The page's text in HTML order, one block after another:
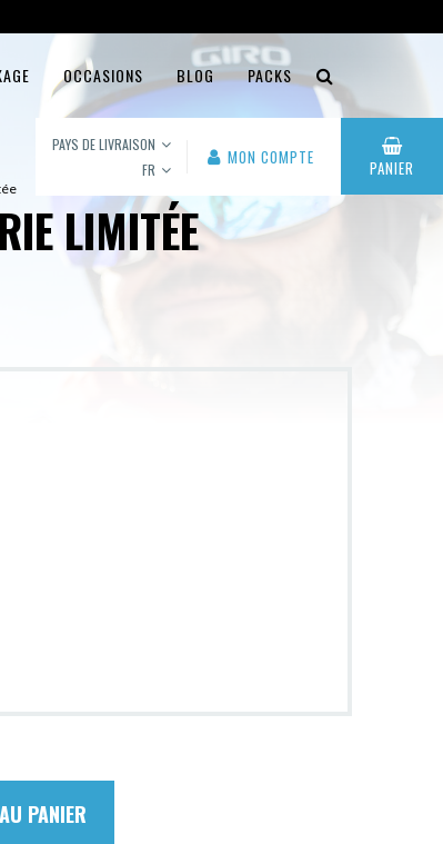
OCCASIONS BLOG PACKS
PAYS DE LIVRAISON
FR
MON COMPTE PANIER
LIMITÉE
PANIER